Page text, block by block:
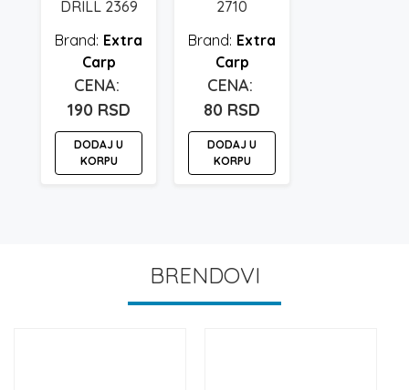
DRILL 2369
Extra
Carp
190 RSD
DODAJ U
KORPU
2710
Extra
Carp
80 RSD
DODAJ U
KORPU
BRENDOVI